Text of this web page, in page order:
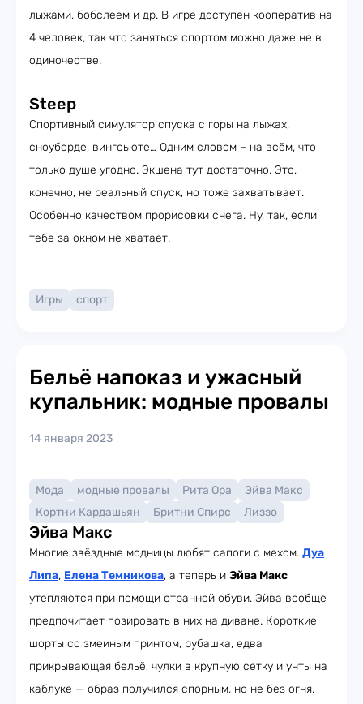
лыжами, бобслеем и др. В игре доступен кооператив на
4 человек, так что заняться спортом можно даже не в
одиночестве.
Steep
Спортивный симулятор спуска с горы на лыжах,
сноуборде, вингсьюте… Одним словом – на всём, что
только душе угодно. Экшена тут достаточно. Это,
конечно, не реальный спуск, но тоже захватывает.
Особенно качеством прорисовки снега. Ну, так, если
тебе за окном не хватает.
Игры спорт
Бельё напоказ и ужасный
купальник: модные провалы
14 января 2023
Мода модные провалы Рита Ора
Эйва Макс
Кортни Кардашьян
Бритни Спирс Лиззо
Эйва Макс
Многие звёздные модницы любят сапоги с мехом. Дуа
Липа, Елена Темникова, а теперь и Эйва Макс
утепляются при помощи странной обуви. Эйва вообще
предпочитает позировать в них на диване. Короткие
шорты со змеиным принтом, рубашка, едва
прикрывающая бельё, чулки в крупную сетку и унты на
каблуке — образ получился спорным, но не без огня.